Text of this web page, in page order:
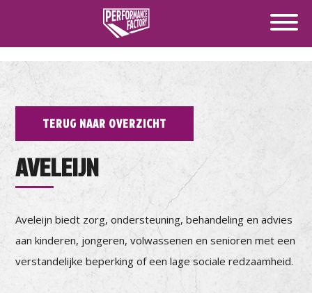
TERUG NAAR OVERZICHT
AVELEIJN
Aveleijn biedt zorg, ondersteuning, behandeling en advies
aan kinderen, jongeren, volwassenen en senioren met een
verstandelijke beperking of een lage sociale redzaamheid.